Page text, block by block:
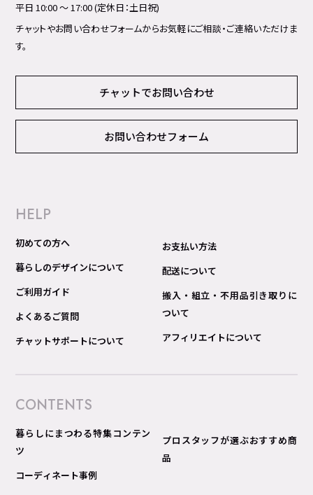
平日 10:00 ～ 17:00 (定休日：土日祝)
チャットやお問い合わせフォームからお気軽にご相談・ご連絡いただけま
す。
チャットでお問い合わせ
お問い合わせフォーム
HELP
初めての方へ
暮らしのデザインについて
ご利用ガイド
よくあるご質問
チャットサポートについて
お支払い方法
配送について
搬入・組立・不用品引き取りに
ついて
アフィリエイトについて
CONTENTS
暮らしにまつわる特集コンテン
ツ
コーディネート事例
プロスタッフが選ぶおすすめ商
品